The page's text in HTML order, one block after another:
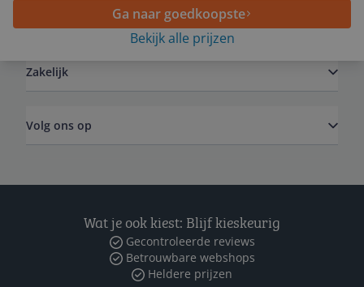
Ga naar goedkoopste
Bekijk alle prijzen
Zakelijk
Volg ons op
Wat je ook kiest: Blijf kieskeurig
Gecontroleerde reviews
Betrouwbare webshops
Heldere prijzen